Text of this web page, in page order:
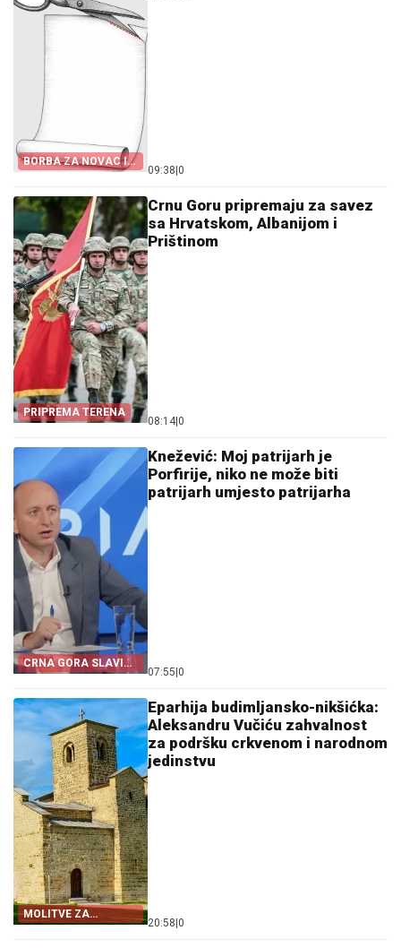
BORBA ZA NOVAC I
KANDIDATE
09:38 0
PRIPREMA TERENA
Crnu Goru pripremaju za savez
sa Hrvatskom, Albanijom i
Prištinom
08:14 0
CRNA GORA SLAVI
„OLUJU“
Knežević: Moj patrijarh je
Porfirije, niko ne može biti
patrijarh umjesto patrijarha
07:55 0
MOLITVE ZA
ZDRAVLJE I USPJEH
Eparhija budimljansko-nikšićka:
Aleksandru Vučiću zahvalnost
za podršku crkvenom i narodnom
jedinstvu
20:58 0